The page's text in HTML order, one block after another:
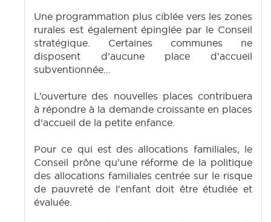
Une programmation plus ciblée vers les zones
rurales est également épinglée par le Conseil
stratégique. Certaines communes ne
disposent d’aucune place d’accueil
subventionnée...
L’ouverture des nouvelles places contribuera
à répondre à la demande croissante en places
d’accueil de la petite enfance.
Pour ce qui est des allocations familiales, le
Conseil prône qu’une réforme de la politique
des allocations familiales centrée sur le risque
de pauvreté de l'enfant doit être étudiée et
évaluée.